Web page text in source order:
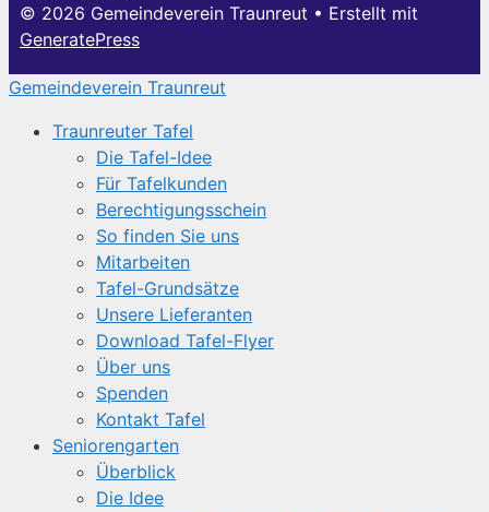
© 2026 Gemeindeverein Traunreut • Erstellt mit
GeneratePress
Gemeindeverein Traunreut
Traunreuter Tafel
Die Tafel-Idee
Für Tafelkunden
Berechtigungsschein
So finden Sie uns
Mitarbeiten
Tafel-Grundsätze
Unsere Lieferanten
Download Tafel-Flyer
Über uns
Spenden
Kontakt Tafel
Seniorengarten
Überblick
Die Idee